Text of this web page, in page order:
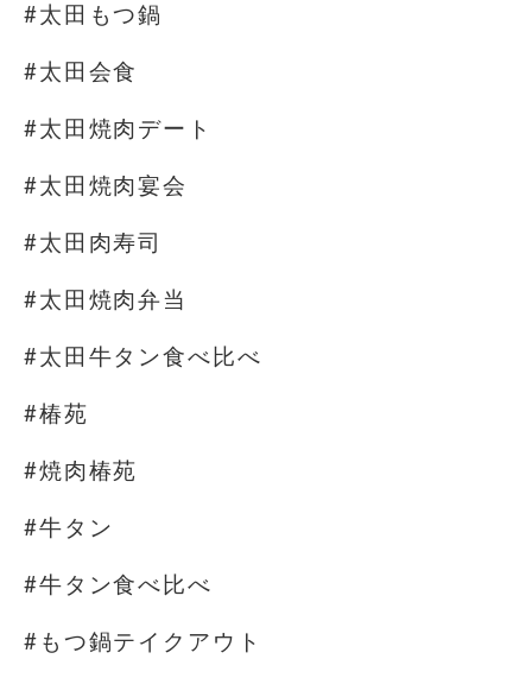
#太田もつ鍋
#太田会食
#太田焼肉デート
#太田焼肉宴会
#太田肉寿司
#太田焼肉弁当
#太田牛タン食べ比べ
#椿苑
#焼肉椿苑
#牛タン
#牛タン食べ比べ
#もつ鍋テイクアウト